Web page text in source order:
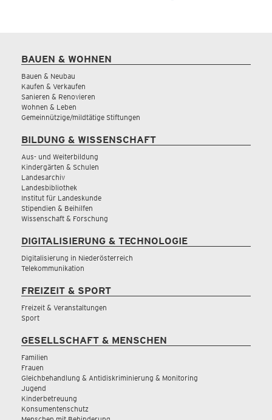
BAUEN & WOHNEN
Bauen & Neubau
Kaufen & Verkaufen
Sanieren & Renovieren
Wohnen & Leben
Gemeinnützige/mildtätige Stiftungen
BILDUNG & WISSENSCHAFT
Aus- und Weiterbildung
Kindergärten & Schulen
Landesarchiv
Landesbibliothek
Institut für Landeskunde
Stipendien & Beihilfen
Wissenschaft & Forschung
DIGITALISIERUNG & TECHNOLOGIE
Digitalisierung in Niederösterreich
Telekommunikation
FREIZEIT & SPORT
Freizeit & Veranstaltungen
Sport
GESELLSCHAFT & MENSCHEN
Familien
Frauen
Gleichbehandlung & Antidiskriminierung & Monitoring
Jugend
Kinderbetreuung
Konsumentenschutz